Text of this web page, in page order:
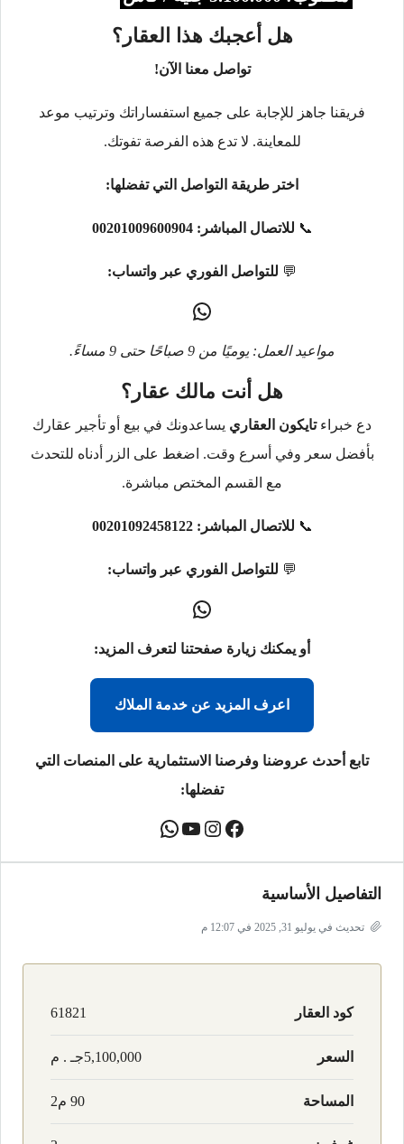
هل أعجبك هذا العقار؟
تواصل معنا الآن!
فريقنا جاهز للإجابة على جميع استفساراتك وترتيب موعد
للمعاينة. لا تدع هذه الفرصة تفوتك.
اختر طريقة التواصل التي تفضلها:
📞 للاتصال المباشر: 00201009600904
💬 للتواصل الفوري عبر واتساب:
مواعيد العمل: يوميًا من 9 صباحًا حتى 9 مساءً.
هل أنت مالك عقار؟
دع خبراءتايكون العقاري يساعدونك في بيع أو تأجير عقارك
بأفضل سعر وفي أسرع وقت. اضغط على الزر أدناه للتحدث
مع القسم المختص مباشرة.
📞 للاتصال المباشر: 00201092458122
💬 للتواصل الفوري عبر واتساب:
أو يمكنك زيارة صفحتنا لتعرف المزيد:
اعرف المزيد عن خدمة الملاك
تابع أحدث عروضنا وفرصنا الاستثمارية على المنصات التي
تفضلها:
التفاصيل الأساسية
تحديث في يوليو 31, 2025 في 12:07 م
كود العقار 61821
السعر 5,100,000جـ . م
المساحة 90 م2